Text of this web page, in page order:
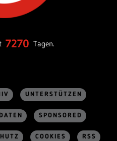
7270 Tagen.
UNTERSTÜTZEN
SPONSORED
COOKIES RSS